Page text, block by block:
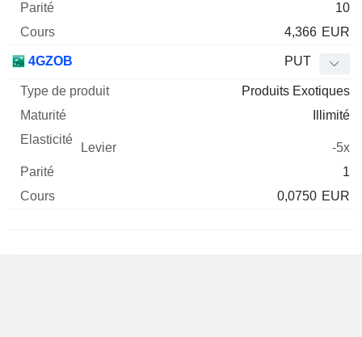
10
4,366 EUR
4GZOB PUT
Produits Exotiques
Illimité
-5x
1
0,0750 EUR